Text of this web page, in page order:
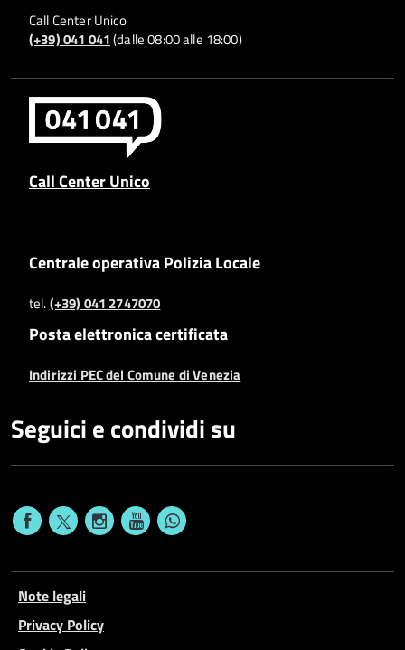
Call Center Unico
(+39) 041 041(dalle 08:00 alle 18:00)
Call Center Unico
Centrale operativa Polizia Locale
tel.(+39) 041 2747070
Posta elettronica certificata
Indirizzi PEC del Comune di Venezia
Seguici e condividi su
Note legali
Privacy Policy